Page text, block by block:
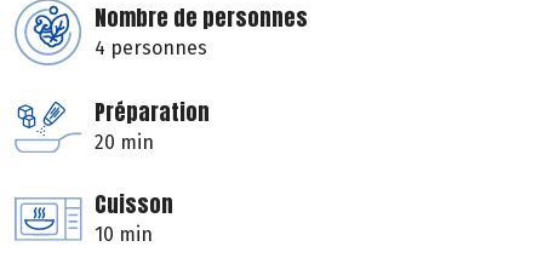
Nombre de personnes
4 personnes
Préparation
20 min
Cuisson
10 min